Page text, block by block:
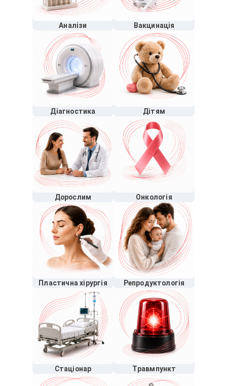
Аналізи Вакцинація
Діагностика Дітям
Дорослим Онкологія
Пластична хірургія Репродуктологія
Стаціонар Травмпункт